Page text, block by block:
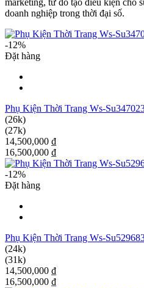
marketing, từ đó tạo điều kiện cho
doanh nghiệp trong thời đại số.
-12%
Đặt hàng
Phụ Kiện Thời Trang Ws-
(26k)
(27k)
14,500,000 ₫
16,500,000 ₫
-12%
Đặt hàng
Phụ Kiện Thời Trang Ws-
(24k)
(31k)
14,500,000 ₫
16,500,000 ₫